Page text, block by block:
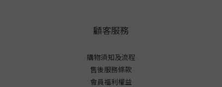
顧客服務
購物須知及流程
售後服務條款
會員福利權益